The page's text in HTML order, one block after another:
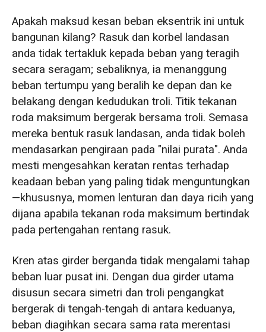
Apakah maksud kesan beban eksentrik ini untuk
bangunan kilang? Rasuk dan korbel landasan
anda tidak tertakluk kepada beban yang teragih
secara seragam; sebaliknya, ia menanggung
beban tertumpu yang beralih ke depan dan ke
belakang dengan kedudukan troli. Titik tekanan
roda maksimum bergerak bersama troli. Semasa
mereka bentuk rasuk landasan, anda tidak boleh
mendasarkan pengiraan pada "nilai purata". Anda
mesti mengesahkan keratan rentas terhadap
keadaan beban yang paling tidak menguntungkan
—khususnya, momen lenturan dan daya ricih yang
dijana apabila tekanan roda maksimum bertindak
pada pertengahan rentang rasuk.
Kren atas girder berganda tidak mengalami tahap
beban luar pusat ini. Dengan dua girder utama
disusun secara simetri dan troli pengangkat
bergerak di tengah-tengah di antara keduanya,
beban diagihkan secara sama rata merentasi